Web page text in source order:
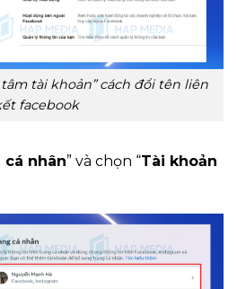
tài khoản” cách đổi tên liên
facebook
cá nhân” và chọn “Tài khoản